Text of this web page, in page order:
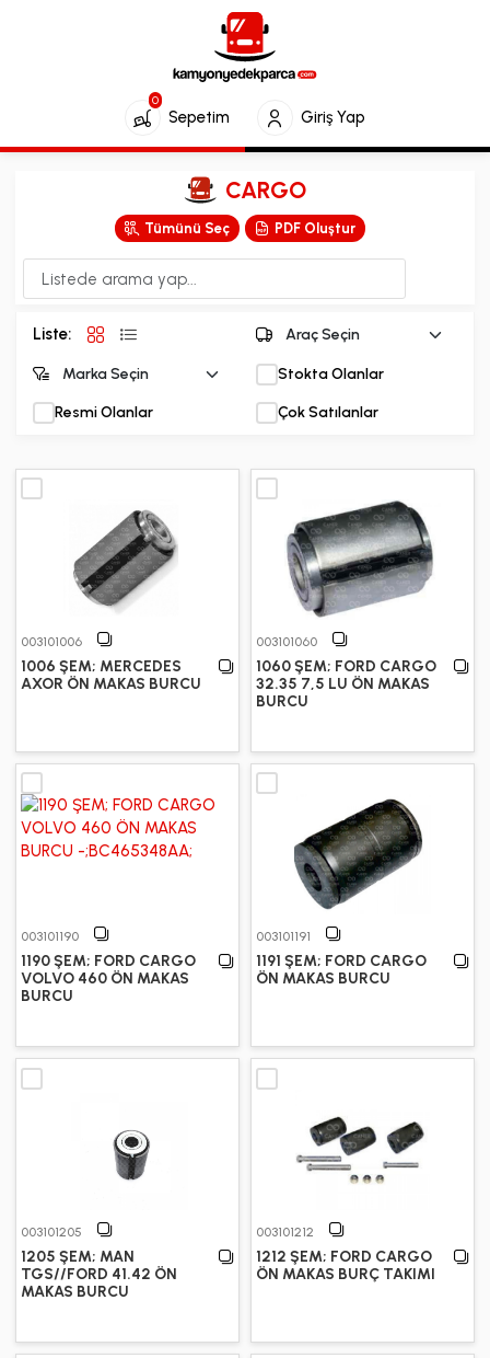
Sepetim
0
Giriş Yap
CARGO
Tümünü Seç PDF Oluştur
Liste:
Stokta Olanlar
Resmi Olanlar Çok Satılanlar
003101006
1006 ŞEM; MERCEDES
AXOR ÖN MAKAS BURCU
003101060
1060 ŞEM; FORD CARGO
32.35 7,5 LU ÖN MAKAS
BURCU
003101190
1190 ŞEM; FORD CARGO
VOLVO 460 ÖN MAKAS
BURCU
003101191
1191 ŞEM; FORD CARGO
ÖN MAKAS BURCU
003101205
1205 ŞEM; MAN
TGS//FORD 41.42 ÖN
MAKAS BURCU
003101212
1212 ŞEM; FORD CARGO
ÖN MAKAS BURÇ TAKIMI